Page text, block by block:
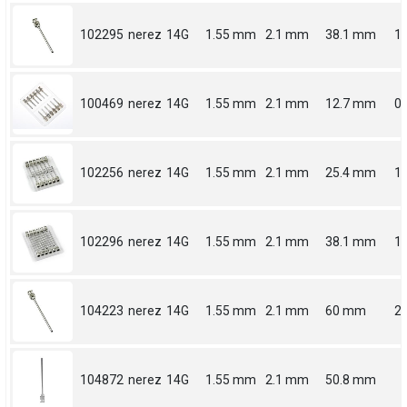
102295 nerez 14G 1.55 mm 2.1 mm 38.1 mm
100469 nerez 14G 1.55 mm 2.1 mm 12.7 mm
102256 nerez 14G 1.55 mm 2.1 mm 25.4 mm 1
102296 nerez 14G 1.55 mm 2.1 mm 38.1 mm
104223 nerez 14G 1.55 mm 2.1 mm 60 mm
104872 nerez 14G 1.55 mm 2.1 mm 50.8 mm